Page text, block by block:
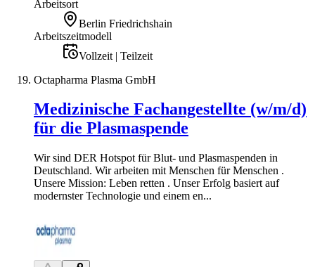
Arbeitsort
Berlin Friedrichshain
Arbeitszeitmodell
Vollzeit | Teilzeit
Octapharma Plasma GmbH
Medizinische Fachangestellte (w/m/d)
für die Plasmaspende
Wir sind DER Hotspot für Blut- und Plasmaspenden in
Deutschland. Wir arbeiten mit Menschen für Menschen .
Unsere Mission: Leben retten . Unser Erfolg basiert auf
modernster Technologie und einem en...